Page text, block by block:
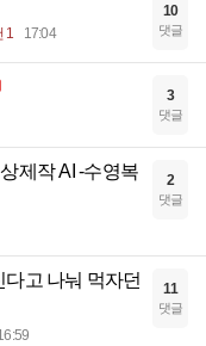
1 17:04
10
댓글
3
댓글
제작 AI -수영복
2
댓글
고 나눠 먹자던
11
댓글